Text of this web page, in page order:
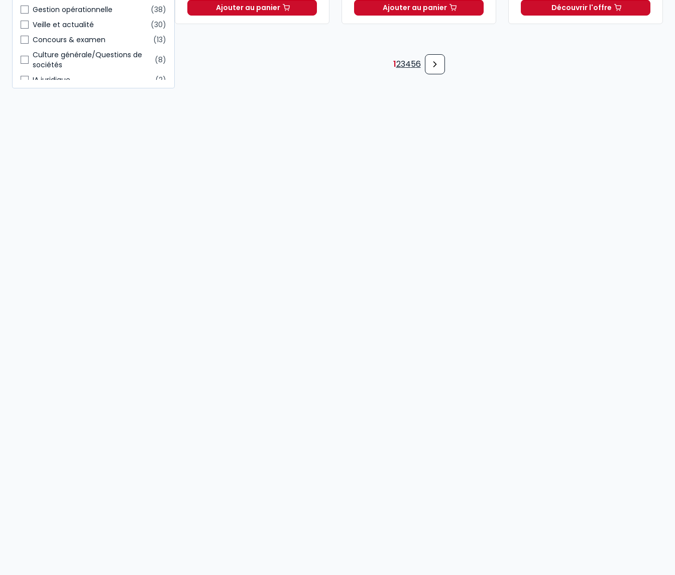
Gestion opérationnelle
38
Veille et actualité
30
Concours & examen
13
Culture générale/Questions de
sociétés
8
IA juridique
2
Ajouter au panierCode de la construction et de l'habitation 2026, annoté et commenté à 89,00 € TTC
Ajouter au panierMémento Baux commerciaux 2025-2026 à 209,00 € TTC
Découvrir l'offreDroit de l'urbanisme
123456